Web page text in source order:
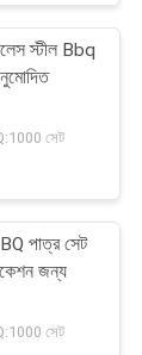
15
স্টীল Bbq
সেট
পাত্র সেট
জন্য
সেট